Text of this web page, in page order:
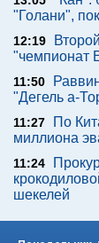
"Голани",
12:19
"чемпионат
11:50
"Дегель а-
11:27
По
миллиона
11:24
шекелей